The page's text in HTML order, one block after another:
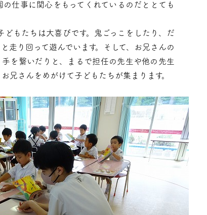
仕事に関心をもってくれているのだととても
もたちは大喜びです。鬼ごっこをしたり、だ
走り回って遊んでいます。そして、お兄さんの
を繋いだりと、まるで担任の先生や他の先生
兄さんをめがけて子どもたちが集まります。